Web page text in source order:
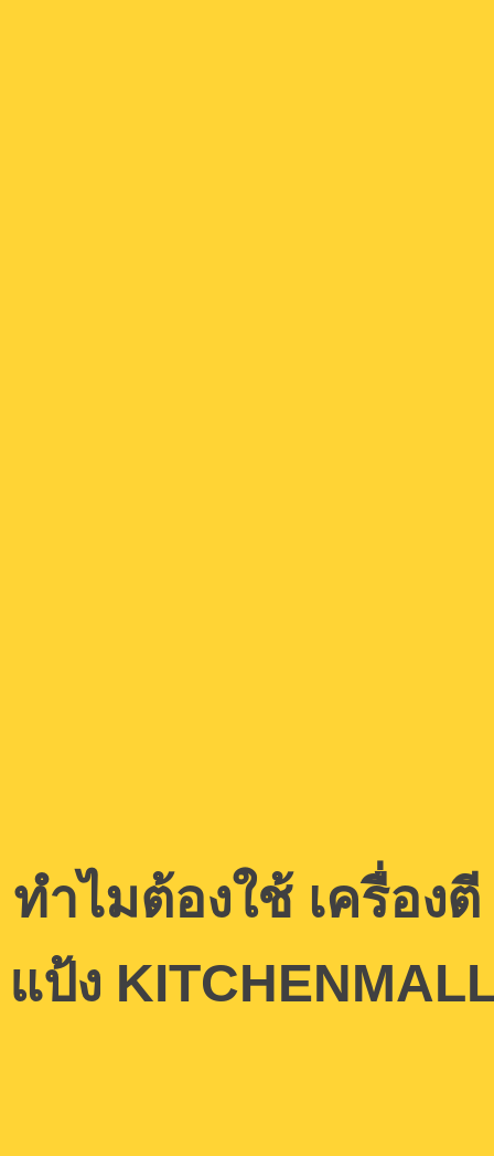
ทำไมต้องใช้ เครื่องตี
แป้ง